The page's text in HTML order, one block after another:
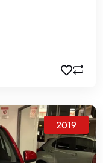
2019